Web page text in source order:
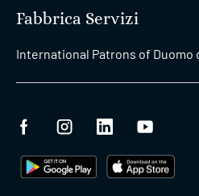
Fabbrica Servizi
International Patrons of Duomo